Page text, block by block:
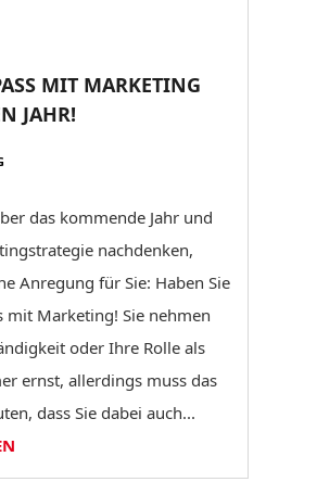
MIT MARKETING
JAHR!
das kommende Jahr und
nachdenken,
Anregung für Sie: Haben Sie
mit Marketing! Sie nehmen
oder Ihre Rolle als
ernst, allerdings muss das
dass Sie dabei auch...